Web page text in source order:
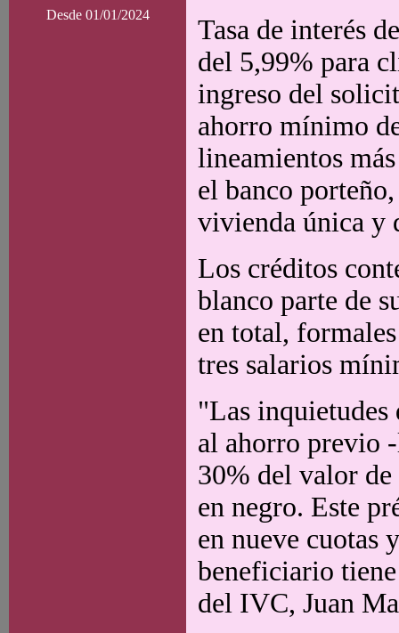
Desde 01/01/2024
Tasa de interés
del 5,99% para
ingreso del
ahorro mínimo
lineamientos
el banco
vivienda única y
Los créditos
blanco parte de
en total,
tres salarios
"Las inquietudes
al ahorro previo
30% del valor de
en negro. Este
en nueve cuotas
beneficiario
del IVC, Juan